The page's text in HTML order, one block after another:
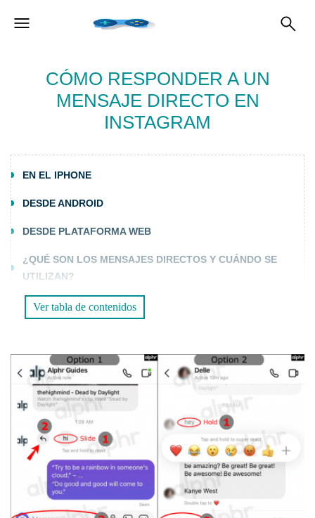
CÓMO RESPONDER A UN
MENSAJE DIRECTO EN
INSTAGRAM
EN EL IPHONE
DESDE ANDROID
DESDE PLATAFORMA WEB
¿QUÉ SON LOS MENSAJES DIRECTOS Y CUÁNDO SE
UTILIZAN?
¿CÓMO FUNCIONAN LOS MENSAJES DIRECTOS?
ELIMINAR UN MENSAJE EN DIRECT
Ver tabla de contenidos